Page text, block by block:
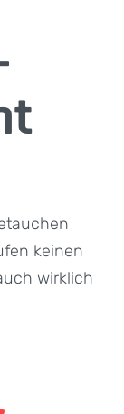
keinen
wirklich